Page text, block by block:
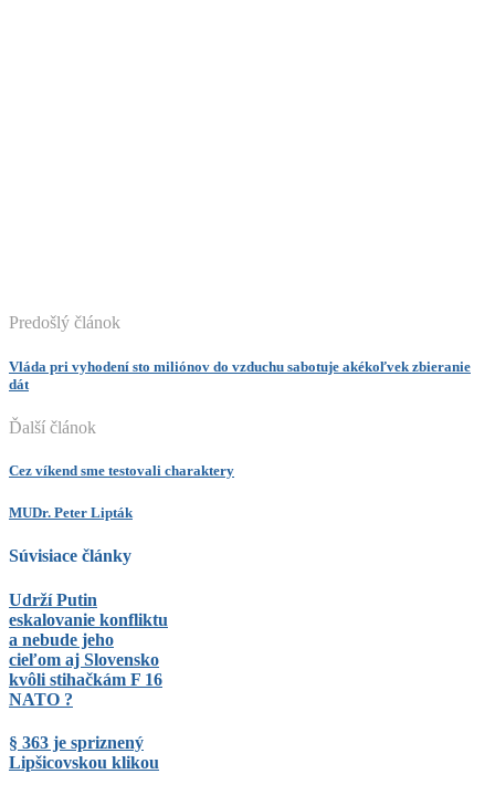
Predošlý článok
Vláda pri vyhodení sto miliónov do vzduchu sabotuje akékoľvek zbieranie
dát
Ďalší článok
Cez víkend sme testovali charaktery
MUDr. Peter Lipták
Súvisiace články
Udrží Putin
eskalovanie konfliktu
a nebude jeho
cieľom aj Slovensko
kvôli stihačkám F 16
NATO ?
§ 363 je spriznený
Lipšicovskou klikou